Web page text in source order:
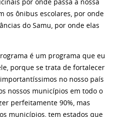
por onde passa a nossa
os ônibus escolares, por onde
do Samu, por onde elas
é um programa que eu
porque se trata de fortalecer
no nosso país
nossos municípios em todo o
perfeitamente 90%, mas
municípios, tem estados que